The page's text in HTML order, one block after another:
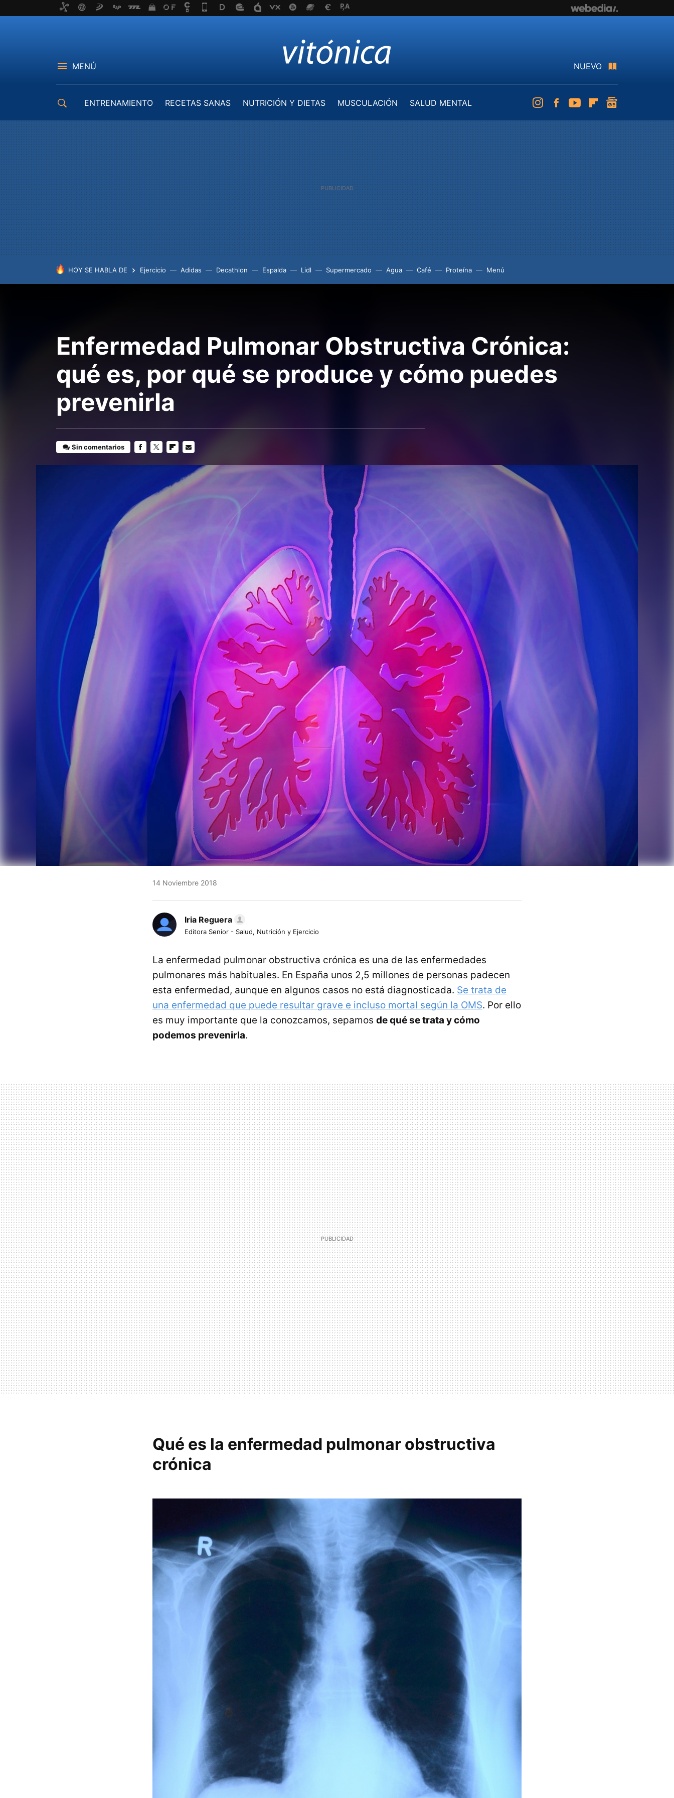
MENÚ NUEVO
ENTRENAMIENTO RECETAS SANAS NUTRICIÓN Y DIETAS MUSCULACIÓN
SALUD MENTAL
InstagramFacebookYoutubeFlipboard
HOY SE HABLA DE Ejercicio Adidas Decathlon Espalda Lidl Supermercado Agua Café Proteína Menú
Enfermedad Pulmonar Obstructiva Crónica:
qué es, por qué se produce y cómo puedes
prevenirla
Sin comentarios
MAIL
14 Noviembre 2018
Iria Reguera
Editora Senior - Salud, Nutrición y Ejercicio
La enfermedad pulmonar obstructiva crónica es una de las enfermedades
pulmonares más habituales. En España unos 2,5 millones de personas padecen
esta enfermedad, aunque en algunos casos no está diagnosticada. Se trata de
una enfermedad que puede resultar grave e incluso mortal según la OMS. Por ello
es muy importante que la conozcamos, sepamos de qué se trata y cómo
podemos prevenirla.
Qué es la enfermedad pulmonar obstructiva
crónica